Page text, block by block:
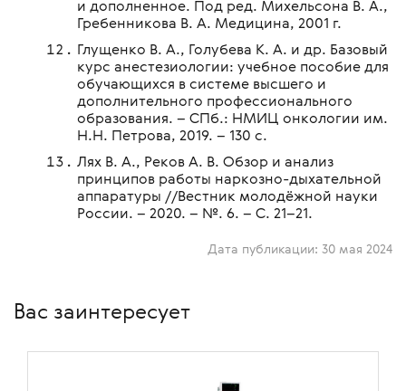
и дополненное. Под ред. Михельсона В. А.,
Гребенникова В. А. Медицина, 2001 г.
Глущенко В. А., Голубева К. А. и др. Базовый
курс анестезиологии: учебное пособие для
обучающихся в системе высшего и
дополнительного профессионального
образования. – СПб.: НМИЦ онкологии им.
Н.Н. Петрова, 2019. – 130 с.
Лях В. А., Реков А. В. Обзор и анализ
принципов работы наркозно-дыхательной
аппаратуры //Вестник молодёжной науки
России. – 2020. – №. 6. – С. 21–21.
Дата публикации: 30 мая 2024
Вас заинтересует